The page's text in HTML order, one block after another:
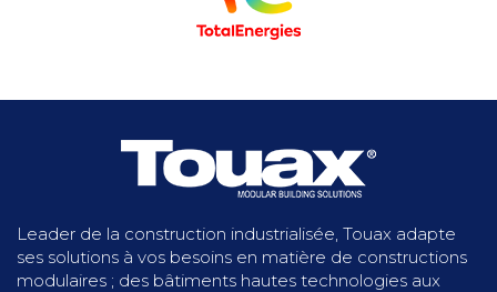
Leader de la construction industrialisée, Touax adapte
ses solutions à vos besoins en matière de constructions
modulaires ; des bâtiments hautes technologies aux